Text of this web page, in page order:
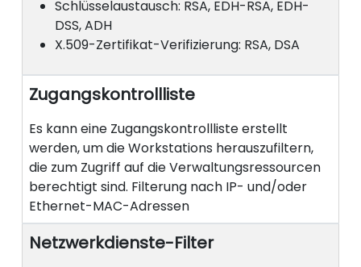
Schlüsselaustausch: RSA, EDH-RSA, EDH-
DSS, ADH
X.509-Zertifikat-Verifizierung: RSA, DSA
Zugangskontrollliste
Es kann eine Zugangskontrollliste erstellt
werden, um die Workstations herauszufiltern,
die zum Zugriff auf die Verwaltungsressourcen
berechtigt sind. Filterung nach IP- und/oder
Ethernet-MAC-Adressen
Netzwerkdienste-Filter